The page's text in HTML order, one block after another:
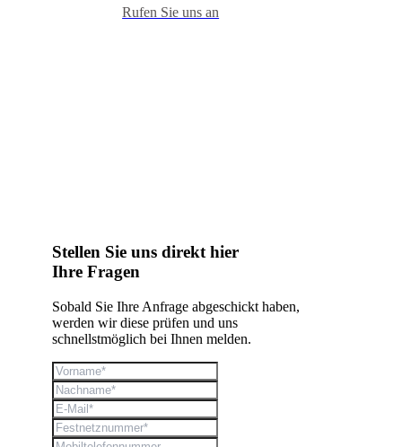
Rufen Sie uns an
Stellen Sie uns direkt hier
Ihre Fragen
Sobald Sie Ihre Anfrage abgeschickt haben,
werden wir diese prüfen und uns
schnellstmöglich bei Ihnen melden.